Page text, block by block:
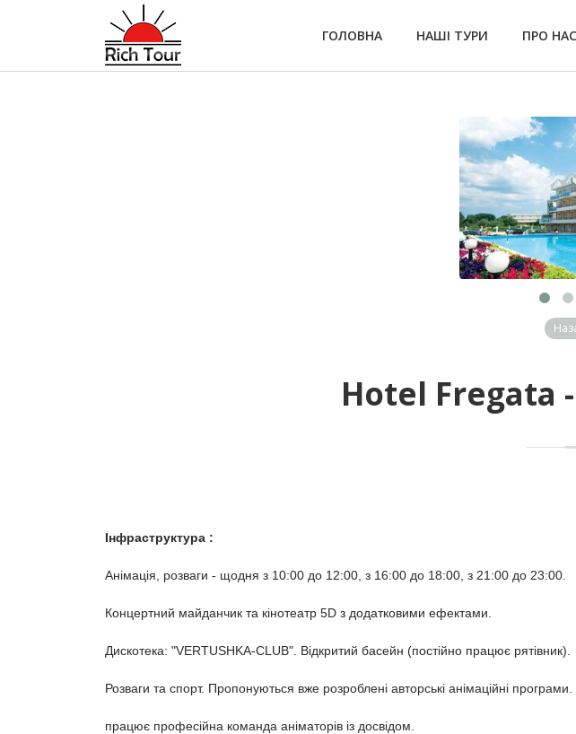
ГОЛОВНА НАШІ ТУРИ ПРО НАС
Hotel Fregata
Інфраструктура :
Анімація, розваги - щодня з 10:00 до 12:00, з 16:00 до 18:00, з 21:00 до 23:00.
Концертний майданчик та кінотеатр 5D з додатковими ефектами.
Дискотека: "VERTUSHKA-CLUB". Відкритий басейн (постійно працює рятівник).
Розваги та спорт. Пропонуються вже розроблені авторські анімаційні програми.
працює професійна команда аніматорів із досвідом.